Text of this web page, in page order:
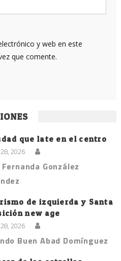
y web en este
que comente.
que late en el centro
2026
González
de izquierda y Santa
new age
2026
Buen Abad Domínguez